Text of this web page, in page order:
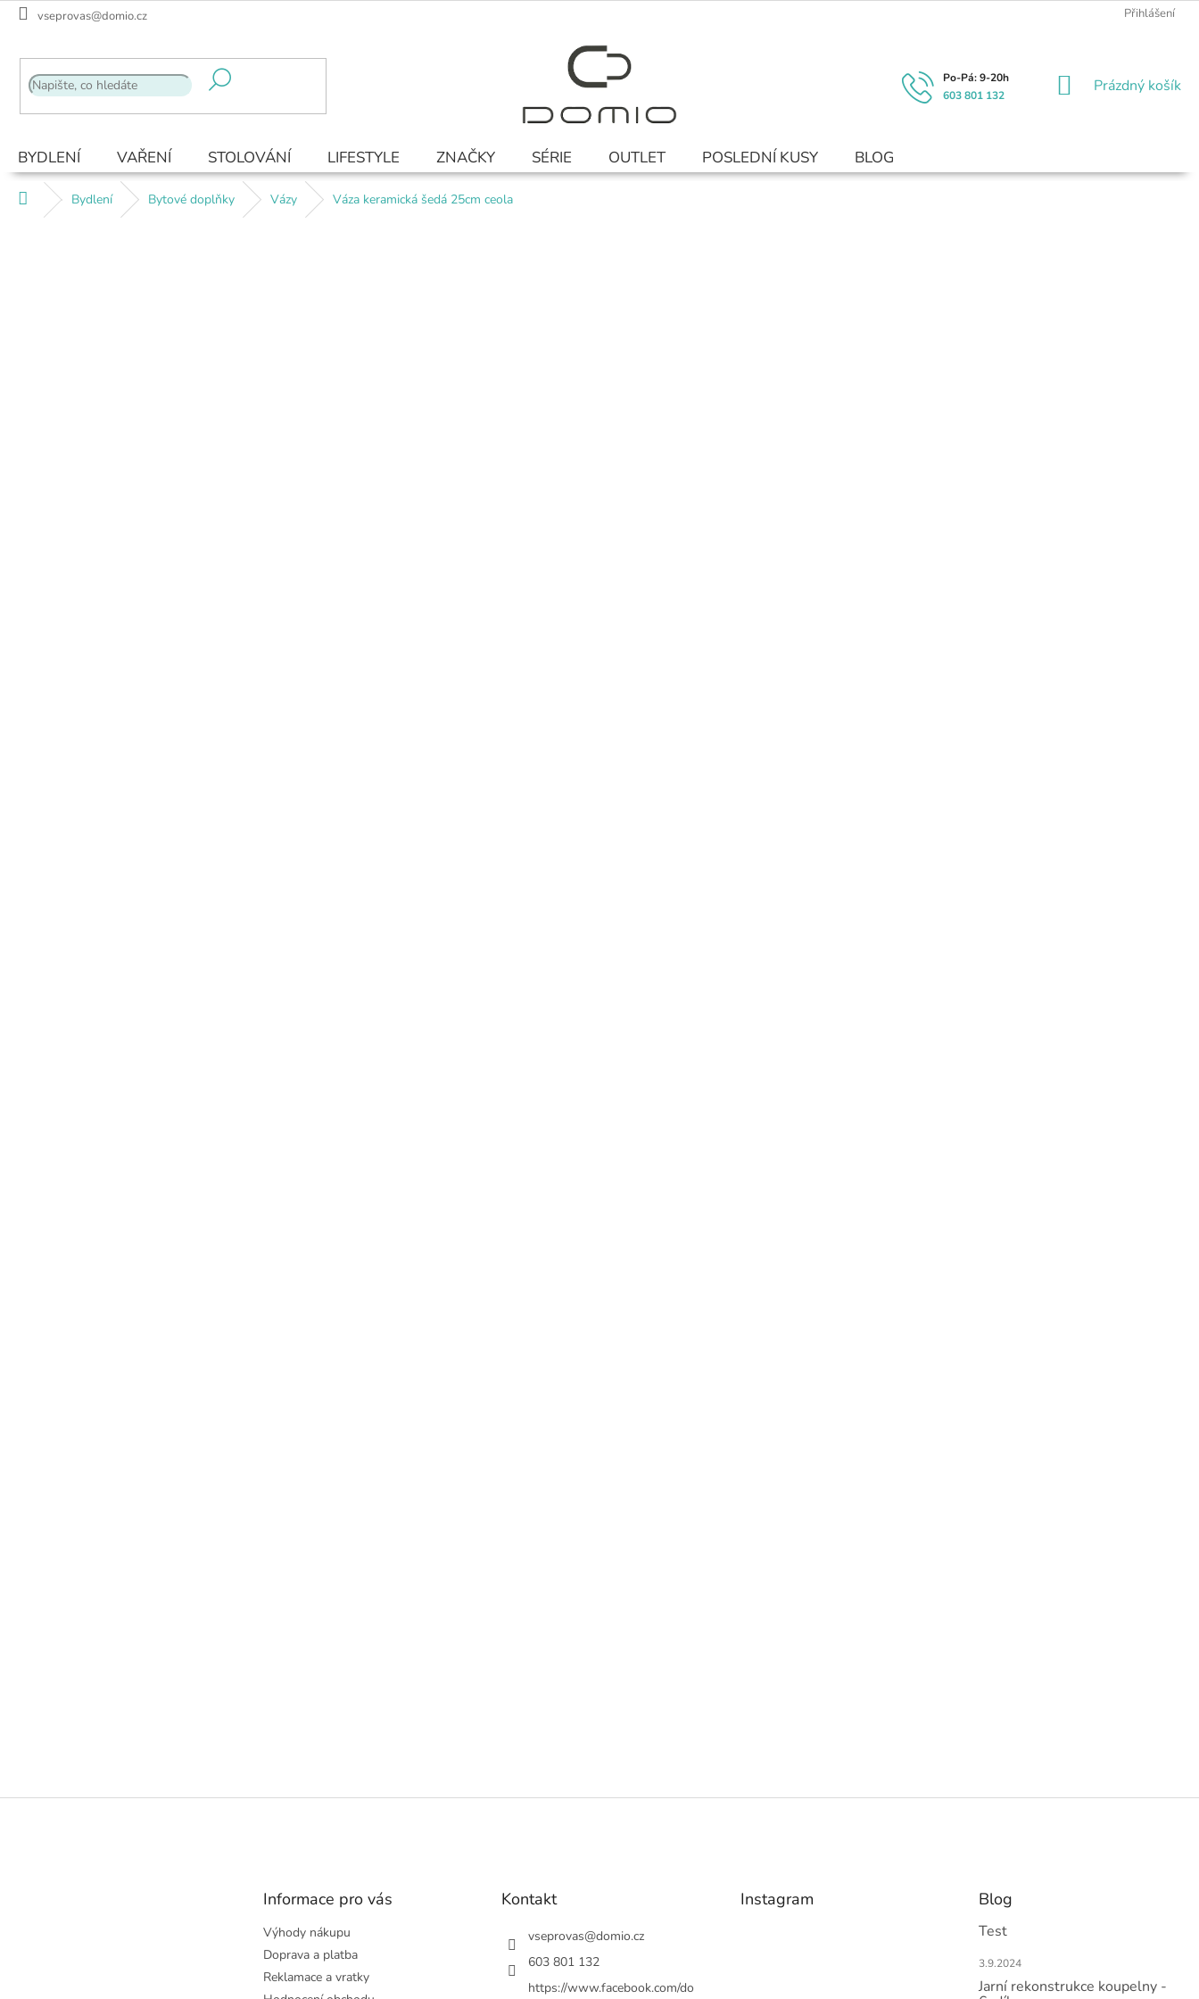
Přejít
vseprovas@domio.cz Přihlášení
603 801 132
NÁKUPNÍ
Prázdný košík
BYDLENÍ VAŘENÍ STOLOVÁNÍ LIFESTYLE ZNAČKY SÉRIE OUTLET POSLEDNÍ KUSY BLOG
Domů Bydlení Bytové doplňky Vázy Váza keramická šedá 25cm ceola
Z
Informace pro vás
Výhody nákupu
Doprava a platba
Reklamace a vratky
Kontakt
vseprovas@domio.cz
603 801 132
https://www.facebook.com/do
Instagram Blog
Test
3.9.2024
Jarní rekonstrukce koupelny -